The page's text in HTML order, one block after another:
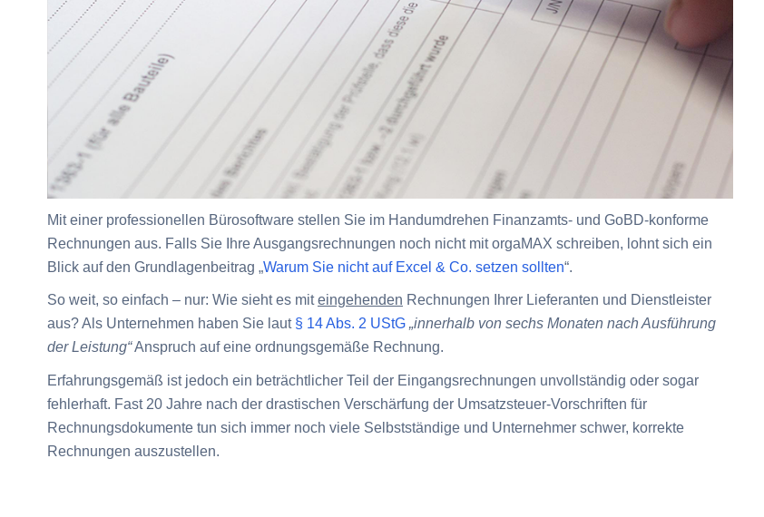
Mit einer professionellen Bürosoftware stellen Sie im Handumdrehen Finanzamts- und GoBD-konforme
Rechnungen aus. Falls Sie Ihre Ausgangsrechnungen noch nicht mit orgaMAX schreiben, lohnt sich ein
Blick auf den Grundlagenbeitrag „Warum Sie nicht auf Excel & Co. setzen sollten“.
So weit, so einfach – nur: Wie sieht es miteingehenden Rechnungen Ihrer Lieferanten und Dienstleister
aus? Als Unternehmen haben Sie laut § 14 Abs. 2 UStG „innerhalb von sechs Monaten nach Ausführung
der Leistung“Anspruch auf eine ordnungsgemäße Rechnung.
Erfahrungsgemäß ist jedoch ein beträchtlicher Teil der Eingangsrechnungen unvollständig oder sogar
fehlerhaft. Fast 20 Jahre nach der drastischen Verschärfung der Umsatzsteuer-Vorschriften für
Rechnungsdokumente tun sich immer noch viele Selbstständige und Unternehmer schwer, korrekte
Rechnungen auszustellen.